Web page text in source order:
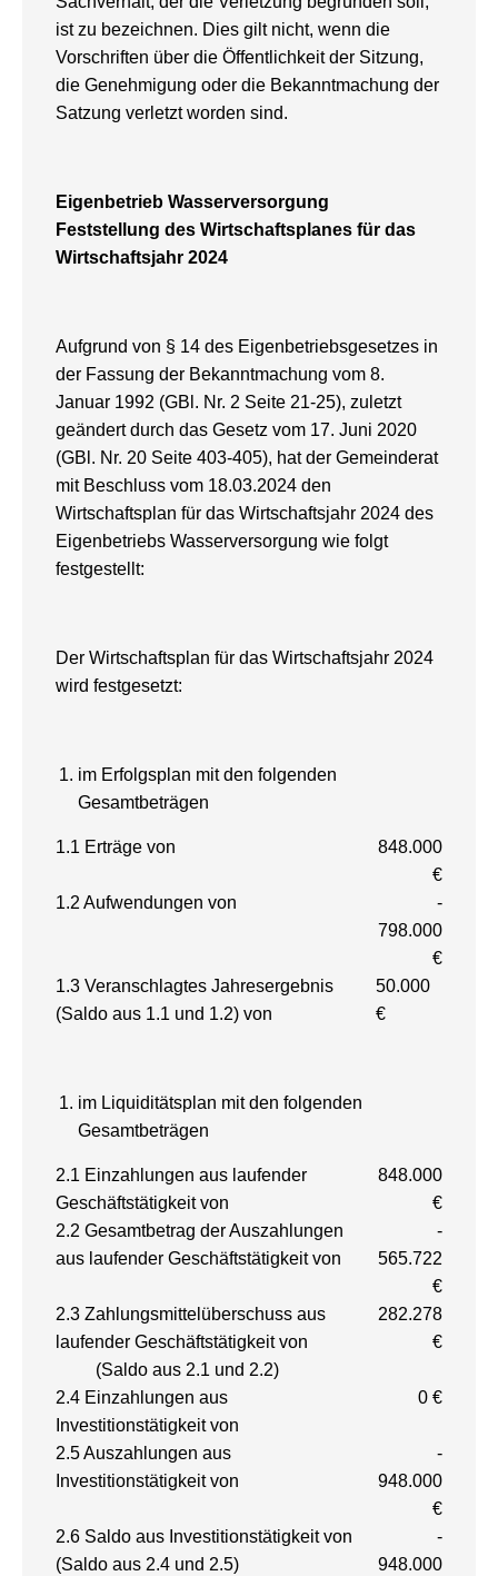
ist zu bezeichnen. Dies gilt nicht, wenn die
Vorschriften über die Öffentlichkeit der Sitzung,
die Genehmigung oder die Bekanntmachung der
Satzung verletzt worden sind.
Eigenbetrieb Wasserversorgung
Feststellung des Wirtschaftsplanes für das
Wirtschaftsjahr 2024
Aufgrund von § 14 des Eigenbetriebsgesetzes in
der Fassung der Bekanntmachung vom 8.
Januar 1992 (GBl. Nr. 2 Seite 21-25), zuletzt
geändert durch das Gesetz vom 17. Juni 2020
(GBl. Nr. 20 Seite 403-405), hat der Gemeinderat
mit Beschluss vom 18.03.2024 den
Wirtschaftsplan für das Wirtschaftsjahr 2024 des
Eigenbetriebs Wasserversorgung wie folgt
festgestellt:
Der Wirtschaftsplan für das Wirtschaftsjahr 2024
wird festgesetzt:
im Erfolgsplan mit den folgenden
Gesamtbeträgen
1.1 Erträge von
848.000
€
1.2 Aufwendungen von
-
798.000
€
1.3 Veranschlagtes Jahresergebnis
(Saldo aus 1.1 und 1.2) von
50.000
€
im Liquiditätsplan mit den folgenden
Gesamtbeträgen
2.1 Einzahlungen aus laufender
Geschäftstätigkeit von
848.000
€
2.2 Gesamtbetrag der Auszahlungen
aus laufender Geschäftstätigkeit von
-
565.722
€
2.3 Zahlungsmittelüberschuss aus
laufender Geschäftstätigkeit von
(Saldo aus 2.1 und 2.2)
282.278
€
2.4 Einzahlungen aus
Investitionstätigkeit von
0 €
2.5 Auszahlungen aus
Investitionstätigkeit von
-
948.000
€
2.6 Saldo aus Investitionstätigkeit von
(Saldo aus 2.4 und 2.5)
-
948.000